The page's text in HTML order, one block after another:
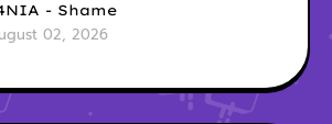
- Shame
02, 2026